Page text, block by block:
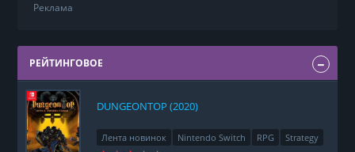
Реклама
РЕЙТИНГОВОЕ
DUNGEONTOP (2020)
Лента новинок Nintendo Switch RPG Strategy